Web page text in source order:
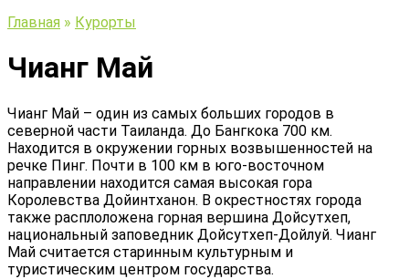
Главная » Курорты
Чианг Май
Чианг Май – один из самых больших городов в
северной части Таиланда. До Бангкока 700 км.
Находится в окружении горных возвышенностей на
речке Пинг. Почти в 100 км в юго-восточном
направлении находится самая высокая гора
Королевства Дойинтханон. В окрестностях города
также расплоложена горная вершина Дойсутхеп,
национальный заповедник Дойсутхеп-Дойлуй. Чианг
Май считается старинным культурным и
туристическим центром государства.